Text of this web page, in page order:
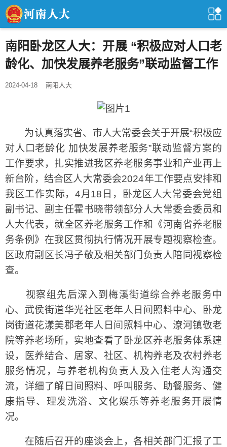
南阳卧龙区人大：开展 “积极应对人口老
龄化、加快发展养老服务”联动监督工作
2024-04-18 南阳人大
为认真落实省、市人大常委会关于开展“积极应
对人口老龄化 加快发展养老服务”联动监督方案的
工作要求，扎实推进我区养老服务事业和产业再上
新台阶，结合区人大常委会2024年工作要点安排和
我区工作实际，4月18日，卧龙区人大常委会党组
副书记、副主任霍书晓带领部分人大常委会委员和
人大代表，就全区养老服务工作和《河南省养老服
务条例》在我区贯彻执行情况开展专题视察检查。
区政府副区长冯子敬及相关部门负责人陪同视察检
查。
视察组先后深入到梅溪街道综合养老服务中
心、武侯街道华光社区老年人日间照料中心、卧龙
岗街道花漾美郡老年人日间照料中心、潦河镇敬老
院等养老场所，实地查看了卧龙区养老服务体系建
设，医养结合、居家、社区、机构养老及农村养老
服务情况，与养老机构负责人及入住老人沟通交
流，详细了解日间照料、呼叫服务、助餐服务、健
康指导、理发洗浴、文化娱乐等养老服务开展情
况。
在随后召开的座谈会上，各相关部门汇报了工